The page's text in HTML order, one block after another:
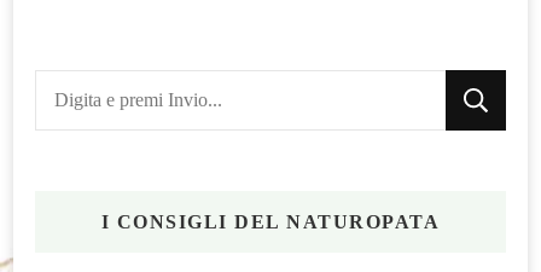
Cerchi
qualcosa?
I CONSIGLI DEL NATUROPATA